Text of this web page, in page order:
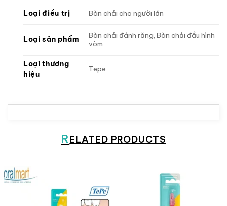
Loại điều trị Bàn chải cho người lớn
Loại sản phẩm
Bàn chải đánh răng, Bàn chải đầu hình
vòm
Loại thương
hiệu
Tepe
RELATED PRODUCTS